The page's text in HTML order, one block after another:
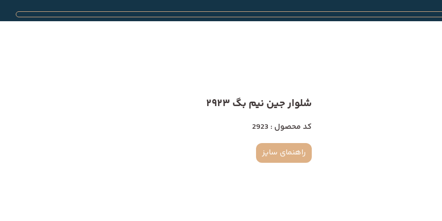
شلوار جین نیم بگ 2923
کد محصول : 2923
راهنمای سایز